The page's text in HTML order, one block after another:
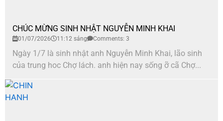
CHÚC MỪNG SINH NHẬT NGUYỄN MINH KHAI
01/07/2026 11:12 sáng Comments: 3
Ngày 1/7 là sinh nhật anh Nguyễn Minh Khai, lão sinh
của trung hoc Chợ lách. anh hiện nay sống ỡ cã Chợ...